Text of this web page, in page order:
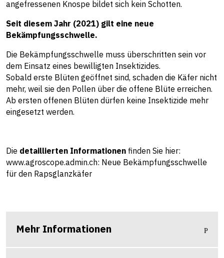
angefressenen Knospe bildet sich kein Schotten.
Seit diesem Jahr (2021) gilt eine neue
Bekämpfungsschwelle.
Die Bekämpfungsschwelle muss überschritten sein vor
dem Einsatz eines bewilligten Insektizides.
Sobald erste Blüten geöffnet sind, schaden die Käfer nicht
mehr, weil sie den Pollen über die offene Blüte erreichen.
Ab ersten offenen Blüten dürfen keine Insektizide mehr
eingesetzt werden.
Die detaillierten Informationen finden Sie hier:
www.agroscope.admin.ch: Neue Bekämpfungsschwelle
für den Rapsglanzkäfer
Mehr Informationen